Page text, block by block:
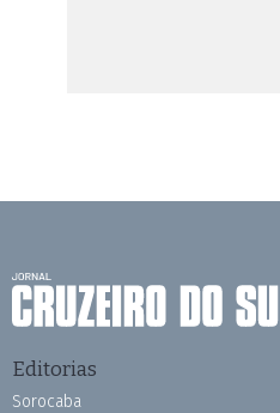
Editorias
Sorocaba